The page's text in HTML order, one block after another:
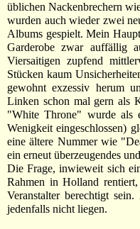
üblichen Nackenbrechern
wurden auch wieder zwei
Albums gespielt. Mein
Garderobe zwar auffällig
Viersaitigen zupfend
Stücken kaum
gewohnt exzessiv herum
Linken schon mal gern als
"White Throne" wurde als
Wenigkeit eingeschlossen)
eine ältere Nummer wie
ein erneut überzeugendes
Die Frage, inwieweit sich
Rahmen in Holland
Veranstalter berechtigt
jedenfalls nicht liegen.